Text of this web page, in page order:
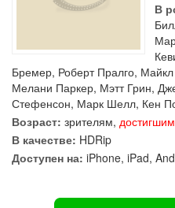
В
Бремер, Роберт Пралго,
Мелани Паркер, Мэтт Грин,
Стефенсон, Марк Шелл, Кен
Возраст: зрителям,
В качестве: HDRip
Доступен на: iPhone, iPad,